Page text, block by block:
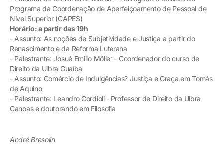
Programa da Coordenação de Aperfeiçoamento de Pessoal de
Nível Superior (CAPES)
Horário: a partir das 19h
- Assunto: As noções de Subjetividade e Justiça a partir do
Renascimento e da Reforma Luterana
- Palestrante: Josué Emilio Möller - Coordenador do curso de
Direito da Ulbra Guaíba
- Assunto: Comércio de Indulgências? Justiça e Graça em Tomás
de Aquino
- Palestrante: Leandro Cordioli - Professor de Direito da Ulbra
Canoas e doutorando em Filosofia
André Bresolin